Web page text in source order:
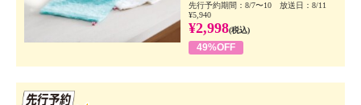
先行予約期間：8/7〜10 放送日：8/11
¥5,940
¥2,998(税込)
49%OFF